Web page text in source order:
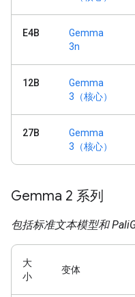
E4B
Gemma
3n
12B
Gemma
3（核心）
27B
Gemma
3（核心）
Gemma 2 系列
包括标准文本模型和
大
小
变体